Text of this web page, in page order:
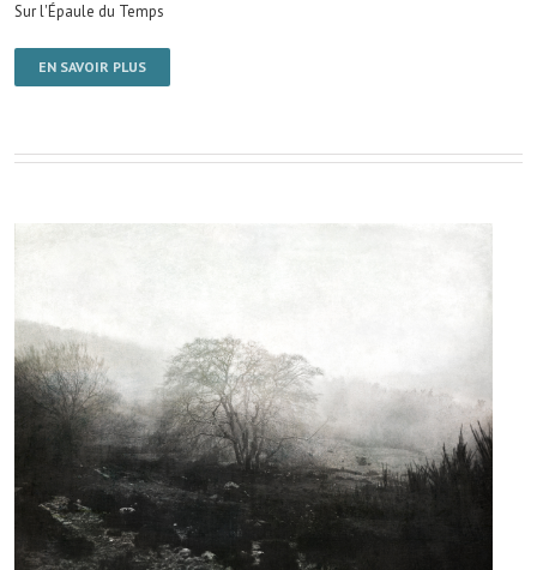
Sur l'Épaule du Temps
EN SAVOIR PLUS